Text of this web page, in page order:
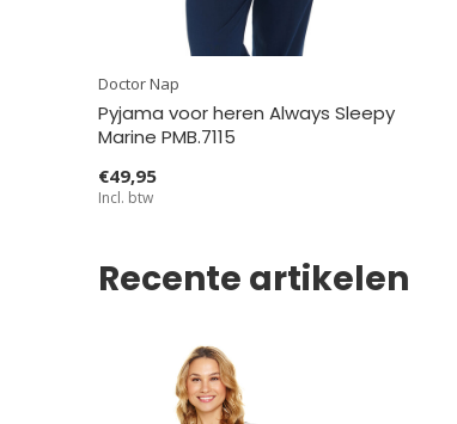
Doctor Nap
Pyjama voor heren Always Sleepy
Marine PMB.7115
€49,95
Incl. btw
Recente artikelen